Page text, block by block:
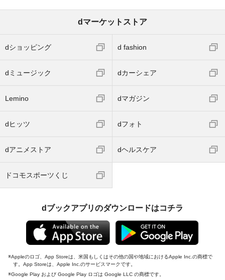
dマーケットストア
dショッピング d fashion
dミュージック dカーシェア
Lemino dマガジン
dヒッツ dフォト
dアニメストア dヘルスケア
ドコモスポーツくじ
dブックアプリのダウンロードはコチラ
Appleのロゴ、App Storeは、米国もしくはその他の国や地域におけるApple Inc.の商標で
す。App Storeは、Apple Inc.のサービスマークです。
Google Play および Google Play ロゴは Google LLC の商標です。